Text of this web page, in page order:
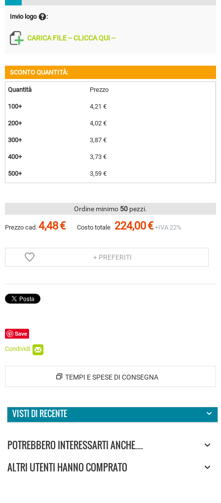
Invio logo :
CARICA FILE -- CLICCA QUI --
SCONTO QUANTITÀ:
Quantità Prezzo
100+ 4,21 €
200+ 4,02 €
300+ 3,87 €
400+ 3,73 €
500+ 3,59 €
Ordine minimo 50 pezzi.
Prezzo cad. 4,48€ Costo totale 224,00€ +IVA 22%
+ PREFERITI
Save
Condividi
TEMPI E SPESE DI CONSEGNA
VISTI DI RECENTE
POTREBBERO INTERESSARTI ANCHE....
ALTRI UTENTI HANNO COMPRATO